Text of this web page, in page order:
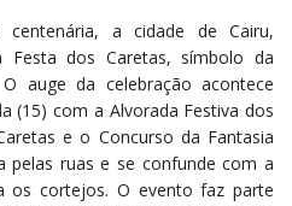
a cidade de Cairu,
Festa dos Caretas, símbolo da
auge da celebração acontece
(15) com a Alvorada Festiva dos
e o Concurso da Fantasia
pelas ruas e se confunde com a
os cortejos. O evento faz parte